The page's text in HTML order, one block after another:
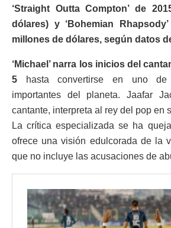
‘Straight Outta Compton’ de
dólares) y ‘Bohemian
millones de dólares, según datos
‘Michael’ narra los inicios del
5 hasta convertirse en uno
importantes del planeta. Jaafar
cantante, interpreta al rey del pop en
La crítica especializada se ha
ofrece una visión edulcorada de la
que no incluye las acusaciones de